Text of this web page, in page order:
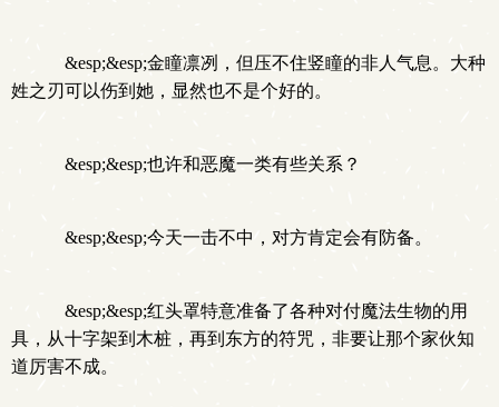
&esp;&esp;金瞳凛冽，但压不住竖瞳的非人气息。大种
姓之刃可以伤到她，显然也不是个好的。
&esp;&esp;也许和恶魔一类有些关系？
&esp;&esp;今天一击不中，对方肯定会有防备。
&esp;&esp;红头罩特意准备了各种对付魔法生物的用
具，从十字架到木桩，再到东方的符咒，非要让那个家伙知
道厉害不成。